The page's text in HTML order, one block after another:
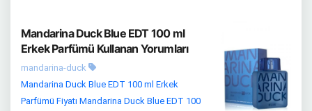
Mandarina Duck Blue EDT 100 ml
Erkek Parfümü Kullanan Yorumları
mandarina-duck
Mandarina Duck Blue EDT 100 ml Erkek
Parfümü Fiyatı Mandarina Duck Blue EDT 100